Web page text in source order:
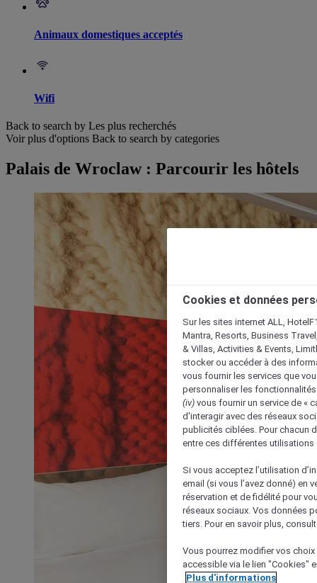
Animaux domestiques acceptés
Wifi
Back to search by Les plus recherchés
Voir plus d'options Back to search by categories
Palais de Wroclaw : Parcourir les hôtels
Cookies et données
Sur les sites internet ALL,
Mantra, Resorts, Business
& Villas, Activities & Events,
stocker ou accéder à des
vous fournir les services que
personnaliser les
(iv) vous fournir un service de «
d'interagir avec des réseaux
publicités ciblées. Pour chacun
entre ces différentes utilisations
Si vous acceptez l’utilisation
email (si vous l’avez donné) en
réservation et de fidélité pour
réseaux sociaux. Vos données
tiers. Pour en savoir plus,
Vous pourrez modifier vos
accessible via le lien "Cookies"
Plus d'informations